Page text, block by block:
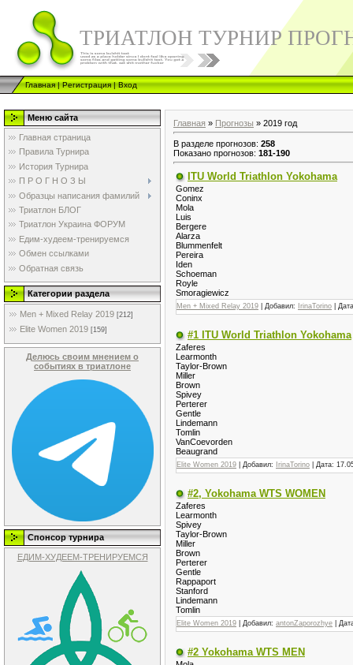
ТРИАТЛОН ТУРНИР
Главная|Регистрация|Вход
Меню сайта
Главная страница
Правила Турнира
История Турнира
П Р О Г Н О З Ы
Образцы написания фамилий
Триатлон БЛОГ
Триатлон Украина ФОРУМ
Едим-худеем-тренируемся
Обмен ссылками
Обратная связь
Категории раздела
Men + Mixed Relay 2019 [212]
Elite Women 2019 [159]
Делюсь своим мнением о
событиях в триатлоне
Спонсор турнира
ЕДИМ-ХУДЕЕМ-ТРЕНИРУЕМСЯ
Главная » Прогнозы » 2019 год
В разделе прогнозов: 258
Показано прогнозов: 181-190
ITU World Triathlon Yokohama
Gomez
Coninx
Mola
Luis
Bergere
Alarza
Blummenfelt
Pereira
Iden
Schoeman
Royle
Smoragiewicz
Men + Mixed Relay 2019 | Добавил: IrinaTorino |
#1 ITU World Triathlon Yokohama
Zaferes
Learmonth
Taylor-Brown
Miller
Brown
Spivey
Perterer
Gentle
Lindemann
Tomlin
VanCoevorden
Beaugrand
Elite Women 2019 | Добавил: IrinaTorino | Дата:
#2, Yokohama WTS WOMEN
Zaferes
Learmonth
Spivey
Taylor-Brown
Miller
Brown
Perterer
Gentle
Rappaport
Stanford
Lindemann
Tomlin
Elite Women 2019 | Добавил: antonZaporozhye |
#2 Yokohama WTS MEN